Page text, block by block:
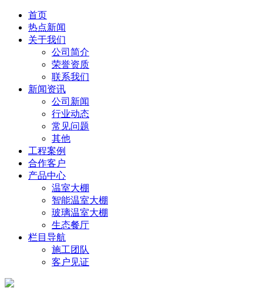
首页
热点新闻
关于我们
公司简介
荣誉资质
联系我们
新闻资讯
公司新闻
行业动态
常见问题
其他
工程案例
合作客户
产品中心
温室大棚
智能温室大棚
玻璃温室大棚
生态餐厅
栏目导航
施工团队
客户见证